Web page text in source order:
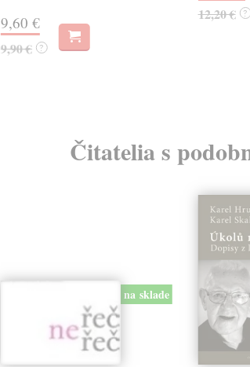
9,60 €
9,90 € ?
12,20 € ?
Čitatelia s
na sklade